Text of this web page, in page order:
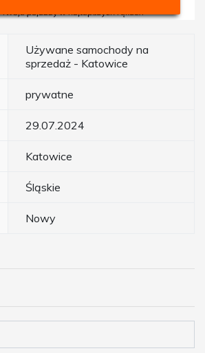
Używane samochody na
sprzedaż - Katowice
prywatne
29.07.2024
Katowice
Śląskie
Nowy